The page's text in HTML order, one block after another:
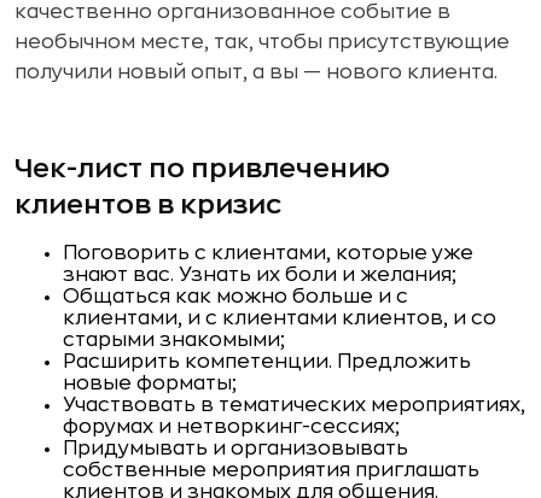
качественно организованное событие в
необычном месте, так, чтобы присутствующие
получили новый опыт, а вы — нового клиента.
Чек-лист по привлечению
клиентов в кризис
Поговорить с клиентами, которые уже
знают вас. Узнать их боли и желания;
Общаться как можно больше и с
клиентами, и с клиентами клиентов, и со
старыми знакомыми;
Расширить компетенции. Предложить
новые форматы;
Участвовать в тематических мероприятиях,
форумах и нетворкинг-сессиях;
Придумывать и организовывать
собственные мероприятия приглашать
клиентов и знакомых для общения.